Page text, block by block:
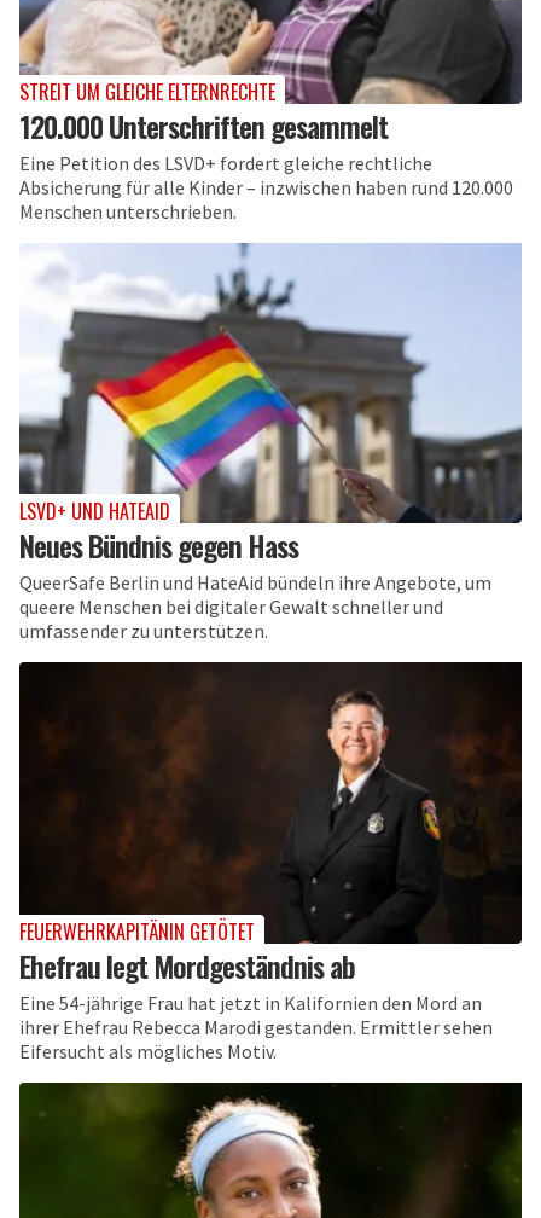
STREIT UM GLEICHE ELTERNRECHTE
120.000 Unterschriften gesammelt
Eine Petition des LSVD+ fordert gleiche rechtliche
Absicherung für alle Kinder – inzwischen haben rund 120.000
Menschen unterschrieben.
LSVD+ UND HATEAID
Neues Bündnis gegen Hass
QueerSafe Berlin und HateAid bündeln ihre Angebote, um
queere Menschen bei digitaler Gewalt schneller und
umfassender zu unterstützen.
FEUERWEHRKAPITÄNIN GETÖTET
Ehefrau legt Mordgeständnis ab
Eine 54-jährige Frau hat jetzt in Kalifornien den Mord an
ihrer Ehefrau Rebecca Marodi gestanden. Ermittler sehen
Eifersucht als mögliches Motiv.